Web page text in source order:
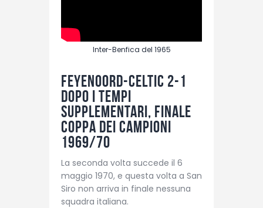
Inter-Benfica del 1965
Feyenoord-Celtic 2-1
dopo i tempi
supplementari, finale
Coppa dei Campioni
1969/70
La seconda volta succede il 6
maggio 1970, e questa volta a San
Siro non arriva in finale nessuna
squadra italiana.